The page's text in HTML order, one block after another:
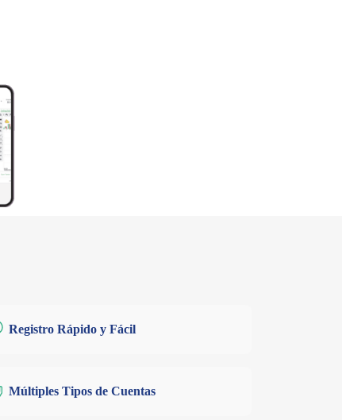
Registro Rápido y Fácil
Múltiples Tipos de Cuentas